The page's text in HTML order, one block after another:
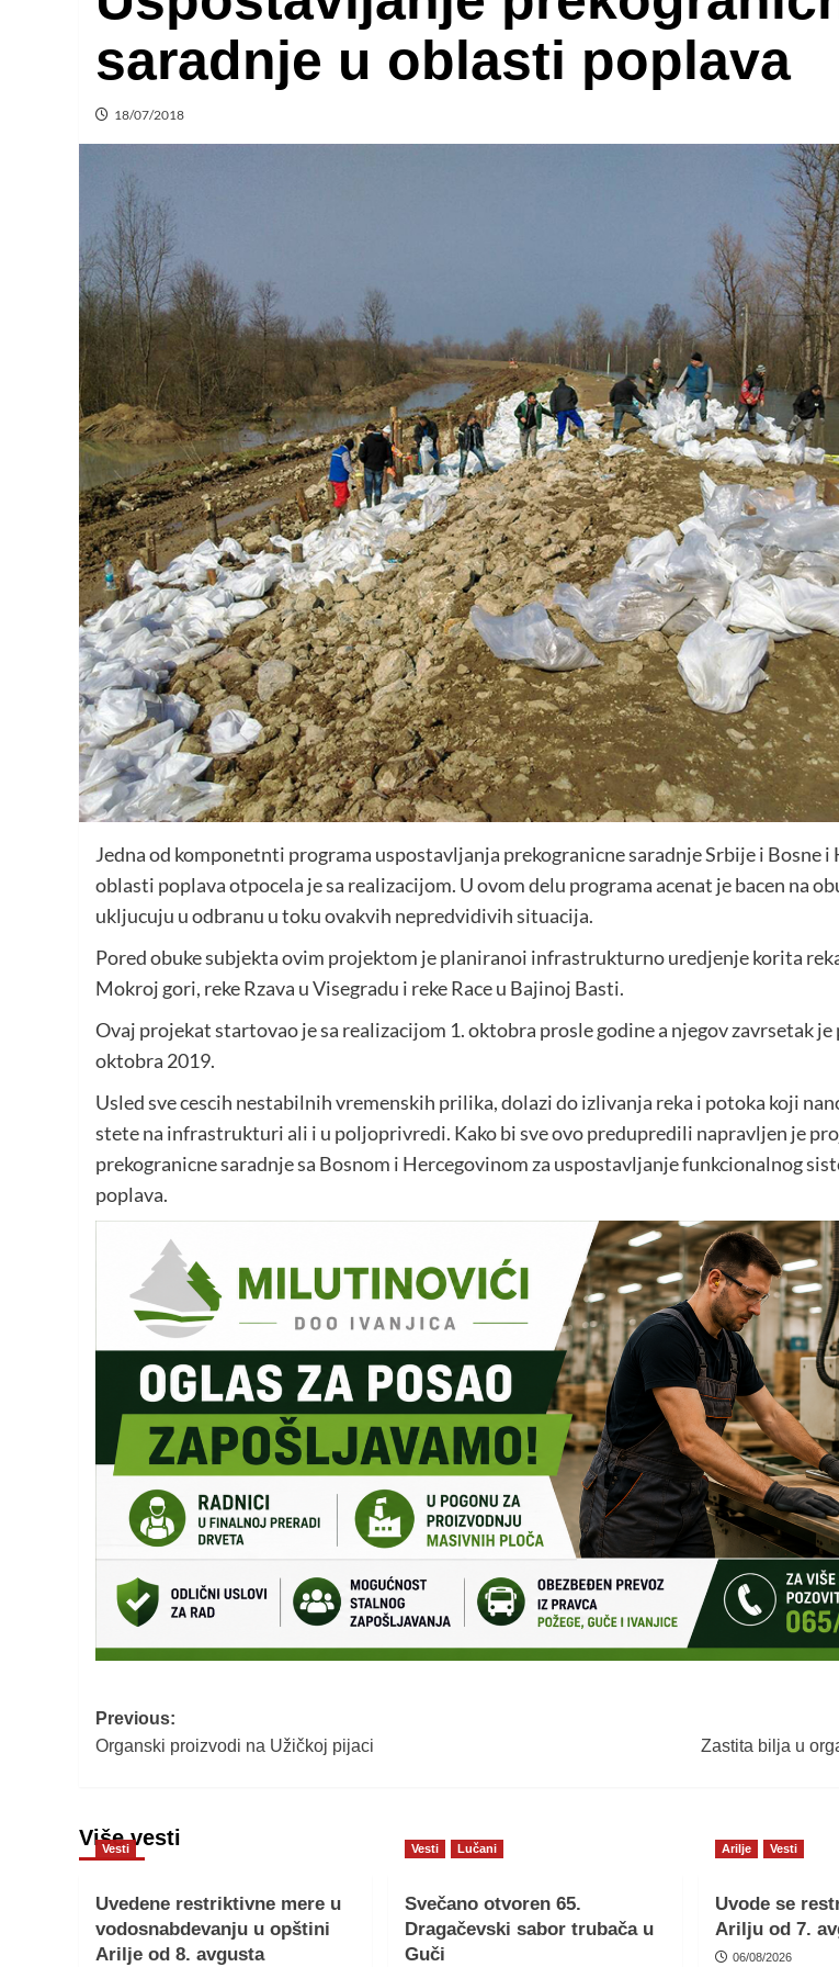
saradnje u oblasti poplava
18/07/2018
Jedna od komponetnti programa uspostavljanja prekogranicne saradnje Srbije i Bosne i
oblasti poplava otpocela je sa realizacijom. U ovom delu programa acenat je bacen na
ukljucuju u odbranu u toku ovakvih nepredvidivih situacija.
Pored obuke subjekta ovim projektom je planiranoi infrastrukturno uredjenje korita
Mokroj gori, reke Rzava u Visegradu i reke Race u Bajinoj Basti.
Ovaj projekat startovao je sa realizacijom 1. oktobra prosle godine a njegov zavrsetak
oktobra 2019.
Usled sve cescih nestabilnih vremenskih prilika, dolazi do izlivanja reka i potoka koji
stete na infrastrukturi ali i u poljoprivredi. Kako bi sve ovo predupredili napravljen je
prekogranicne saradnje sa Bosnom i Hercegovinom za uspostavljanje funkcionalnog
poplava.
Post
navigation
Previous:
Organski proizvodi na Užičkoj pijaci
Zastita bilja u
Više vesti
Vesti
Uvedene restriktivne mere u
vodosnabdevanju u opštini
Arilje od 8. avgusta
Vesti Lučani
Svečano otvoren 65.
Dragačevski sabor trubača u
Guči
Arilje Vesti
Uvode se
Arilju od 7.
06/08/2026